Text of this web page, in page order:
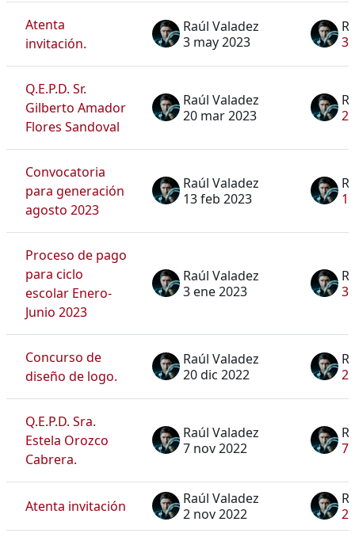
Atenta
invitación.
Raúl Valadez
3 may 2023
3
Q.E.P.D. Sr.
Gilberto Amador
Flores Sandoval
Raúl Valadez
20 mar 2023
Convocatoria
para generación
agosto 2023
Raúl Valadez
13 feb 2023
Proceso de pago
para ciclo
escolar Enero-
Junio 2023
Raúl Valadez
3 ene 2023
3
Concurso de
diseño de logo.
Raúl Valadez
20 dic 2022
Q.E.P.D. Sra.
Estela Orozco
Cabrera.
Raúl Valadez
7 nov 2022
7
Atenta invitación
Raúl Valadez
2 nov 2022
2